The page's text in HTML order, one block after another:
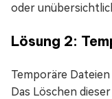
oder
Lösung 2:
Temporäre
Das Löschen